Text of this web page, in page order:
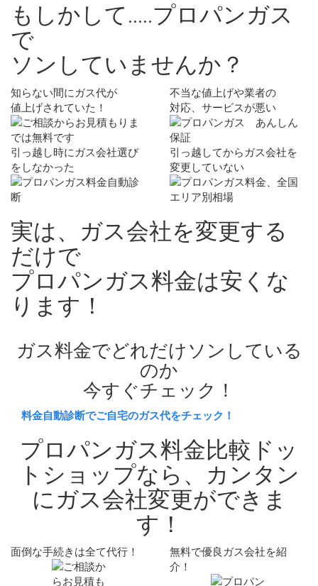
もしかして.....プロパンガス
で
ソン していませんか？
知らない間にガス代が
値上げされていた！
不当な値上げや業者の
対応、サービスが悪い
引っ越し時にガス会社選び
をしなかった
引っ越してからガス会社を
変更していない
実は、ガス会社を変更する
だけで
プロパンガス料金は安く な
ります！
ガス料金でどれだけソンしている
のか
今すぐチェック！
料金自動診断でご自宅のガス代をチェック！
プロパンガス料金比較ドッ
トショップなら、
カンタン
にガス会社変更ができま
す！
面倒な手続きは全て代行！
無料で優良ガス会社を紹
介！